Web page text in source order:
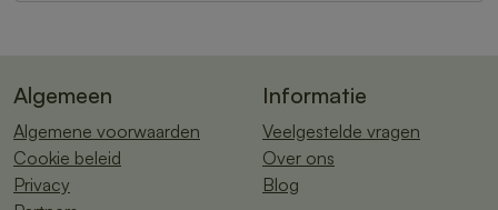
Algemeen
Algemene voorwaarden
Cookie beleid
Privacy
Informatie
Veelgestelde vragen
Over ons
Blog